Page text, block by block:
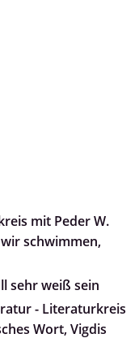
mit Peder W.
schwimmen,
sehr weiß sein
- Literaturkreis
Wort, Vigdis